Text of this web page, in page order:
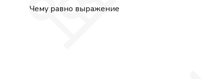
Чему равно выражение